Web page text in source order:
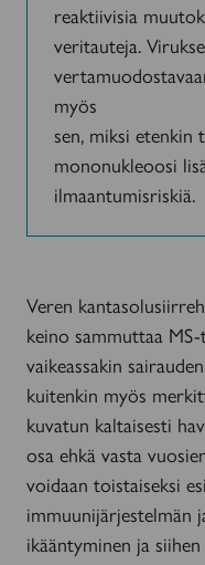
reaktiivisia
veritauteja.
myös
sen, miksi etenkin
mononukleoosi
ilmaantumisriskiä.
Veren
keino sammuttaa
vaikeassakin
kuitenkin myös
kuvatun kaltaisesti
osa ehkä vasta
voidaan toistaiseksi
immuunijärjestelmän
ikääntyminen ja